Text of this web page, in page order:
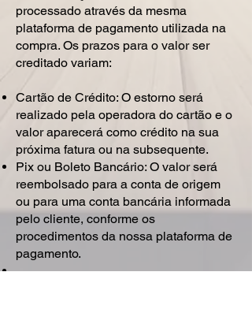
processado através da mesma
plataforma de pagamento utilizada na
compra. Os prazos para o valor ser
creditado variam:
Cartão de Crédito: O estorno será
realizado pela operadora do cartão e o
valor aparecerá como crédito na sua
próxima fatura ou na subsequente.
Pix ou Boleto Bancário: O valor será
reembolsado para a conta de origem
ou para uma conta bancária informada
pelo cliente, conforme os
procedimentos da nossa plataforma de
pagamento.